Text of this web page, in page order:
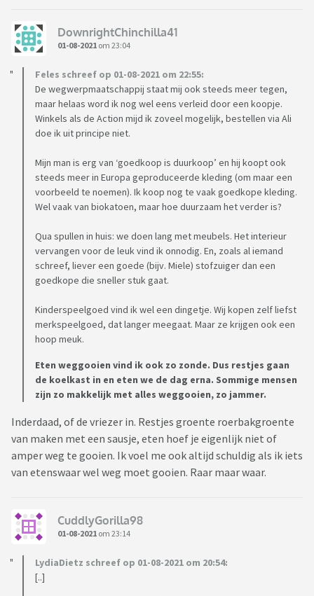
DownrightChinchilla41
01-08-2021 om 23:04
Feles schreef op 01-08-2021 om 22:55:
De wegwerpmaatschappij staat mij ook steeds meer tegen,
maar helaas word ik nog wel eens verleid door een koopje.
Winkels als de Action mijd ik zoveel mogelijk, bestellen via Ali
doe ik uit principe niet.
Mijn man is erg van ‘goedkoop is duurkoop’ en hij koopt ook
steeds meer in Europa geproduceerde kleding (om maar een
voorbeeld te noemen). Ik koop nog te vaak goedkope kleding.
Wel vaak van biokatoen, maar hoe duurzaam het verder is?
Qua spullen in huis: we doen lang met meubels. Het interieur
vervangen voor de leuk vind ik onnodig. En, zoals al iemand
schreef, liever een goede (bijv. Miele) stofzuiger dan een
goedkope die sneller stuk gaat.
Kinderspeelgoed vind ik wel een dingetje. Wij kopen zelf liefst
merkspeelgoed, dat langer meegaat. Maar ze krijgen ook een
hoop meuk.
Eten weggooien vind ik ook zo zonde. Dus restjes gaan
de koelkast in en eten we de dag erna. Sommige mensen
zijn zo makkelijk met alles weggooien, zo jammer.
Inderdaad, of de vriezer in. Restjes groente roerbakgroente
van maken met een sausje, eten hoef je eigenlijk niet of
amper weg te gooien. Ik voel me ook altijd schuldig als ik iets
van etenswaar wel weg moet gooien. Raar maar waar.
CuddlyGorilla98
01-08-2021 om 23:14
LydiaDietz schreef op 01-08-2021 om 20:54:
[..]